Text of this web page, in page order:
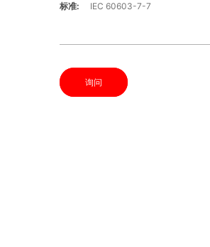
标准:
IEC 60603-7-7
询问